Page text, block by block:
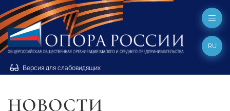
Версия для слабовидящих
RU
НОВОСТИ